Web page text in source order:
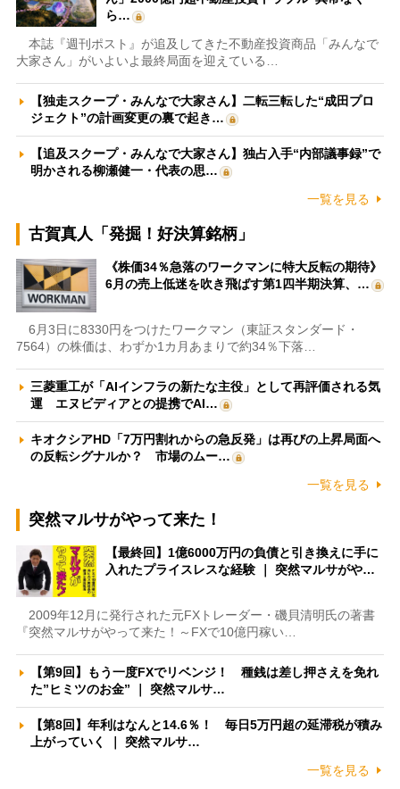
ら…
本誌『週刊ポスト』が追及してきた不動産投資商品「みんなで
大家さん」がいよいよ最終局面を迎えている…
【独走スクープ・みんなで大家さん】二転三転した“成田プロ
ジェクト”の計画変更の裏で起き…
【追及スクープ・みんなで大家さん】独占入手“内部議事録”で
明かされる柳瀬健一・代表の思…
一覧を見る
古賀真人「発掘！好決算銘柄」
《株価34％急落のワークマンに特大反転の期待》
6月の売上低迷を吹き飛ばす第1四半期決算、…
6月3日に8330円をつけたワークマン（東証スタンダード・
7564）の株価は、わずか1カ月あまりで約34％下落…
三菱重工が「AIインフラの新たな主役」として再評価される気
運 エヌビディアとの提携でAI…
キオクシアHD「7万円割れからの急反発」は再びの上昇局面へ
の反転シグナルか？ 市場のムー…
一覧を見る
突然マルサがやって来た！
【最終回】1億6000万円の負債と引き換えに手に
入れたプライスレスな経験 ｜ 突然マルサがや…
2009年12月に発行された元FXトレーダー・磯貝清明氏の著書
『突然マルサがやって来た！～FXで10億円稼い…
【第9回】もう一度FXでリベンジ！ 種銭は差し押さえを免れ
た”ヒミツのお金” ｜ 突然マルサ…
【第8回】年利はなんと14.6％！ 毎日5万円超の延滞税が積み
上がっていく ｜ 突然マルサ…
一覧を見る